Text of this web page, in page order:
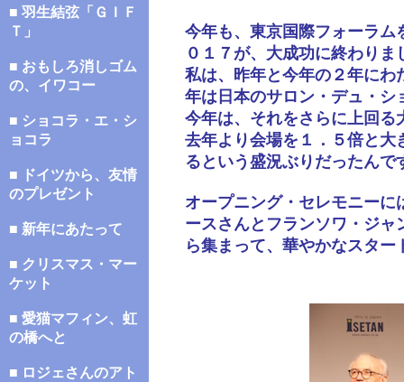
■ 羽生結弦「ＧＩＦ
Ｔ」
■ おもしろ消しゴム
の、イワコー
■ ショコラ・エ・シ
ョコラ
■ ドイツから、友情
のプレゼント
■ 新年にあたって
■ クリスマス・マー
ケット
■ 愛猫マフィン、虹
の橋へと
■ ロジェさんのアト
今年も、東京国際フォーラム
０１７が、大成功に終わりま
私は、昨年と今年の２年にわ
年は日本のサロン・デュ・シ
今年は、それをさらに上回る
去年より会場を１．５倍と大
るという盛況ぶりだったんで
オープニング・セレモニー
ースさんとフランソワ・ジ
ら集まって、華やかなスター